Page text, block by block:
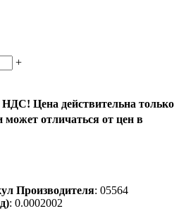
+
НДС! Цена действительна только
может отличаться от цен в
Производителя: 05564
: 0.0002002